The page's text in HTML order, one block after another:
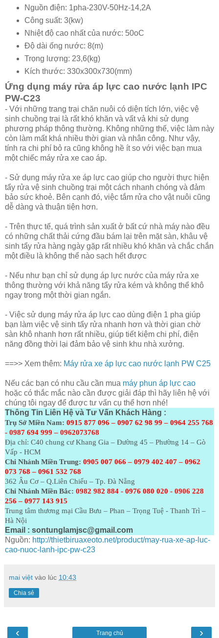
Nguồn điện: 1pha-230V-50Hz-14,2A
Công suất: 3(kw)
Nhiệt độ cao nhất của nước: 50oC
Độ dài ống nước: 8(m)
Trọng lượng: 23,6(kg)
Kích thước: 330x300x730(mm)
Ứng dụng máy rửa áp lực cao nước lạnh IPC
PW-C23
- Với những trang trại chăn nuôi có diện tích lớn, việc vệ
sinh chuồng trại là rất khó khăn và vất vả khi sử dụng
phương pháp thông thường. Không những thế, việc làm này
còn làm mất khá nhiều thời gian và nhân công. Như vậy,
tính ra chi phí bỏ ra cũng không hề ít so với việc bạn mua
một chiếc máy rửa xe cao áp.
- Sử dụng máy rửa xe áp lực cao giúp cho người thực hiện
tẩy rửa vệ sinh chuồng trại một cách nhanh chóng và đảm
bảo sức khoẻ. Bên cạnh đó, việc tắm rửa cho vật nuôi cũng
dễ dàng và thuận tiện hơn.
- Trên thực tế, quá trình sản xuất ở bất cứ nhà máy nào đều
có những chất thải cứng đầu bám lại trên mặt sàn, khâu vệ
sinh tẩy rửa hàng ngày gặp rất nhiều khó khăn và chắc chắn
một điều là không thể nào sạch hết được
- Nếu như bạn chỉ sử dụng áp lực nước của máy rửa xe
thông thường với khả năng tẩy rửa kém và không thể khô
ngay trong một thời gian ngắn.
- Việc sử dụng máy rửa áp lực cao dùng điện 1 pha giúp
bạn làm việc vệ sinh tẩy rửa nhanh hơn và thời gian chờ
sàn khô nhanh hơn rất nhiều, giúp tiết kiệm chi phí, điện
năng đồng thời lại đảm bảo vệ sinh khu nhà xưởng.
==>> Xem thêm: Máy rửa xe áp lực cao nước lạnh PW C25
Nếu các bạn có nhu cầu cần mua máy phun áp lực cao
hoặc có thắc mắc nào cần được giải đáp thì hãy liên hệ với
chúng tôi ngay để được tư vấn cụ thể hơn nhé!
Thông Tin Liên Hệ và Tư Vấn Khách Hàng :
Trụ Sở Miền Nam: 0915 877 096 – 0907 62 98 99 – 0964 255 768
- 0987 694 999 – 0962073768
Địa chỉ: C40 chung cư Khang Gia – Đường 45 – Phường 14 – Gò
Vấp - HCM
Chi Nhánh Miền Trung: 0905 007 066 – 0979 402 407 – 0962
073 768 – 0961 532 768
362 Âu Cơ – Q.Liên Chiểu – Tp. Đà Nẵng
Chi Nhánh Miền Bắc: 0982 982 884 - 0976 080 020 - 0906 228
256 – 0977 143 915
Trung tâm thương mại Cầu Bưu – Phan – Trọng Tuệ - Thanh Trì –
Hà Nội
Email : sontunglamjsc@gmail.com
Nguồn: http://thietbiruaxeoto.net/product/may-rua-xe-ap-luc-
cao-nuoc-lanh-ipc-pw-c23
mai việt vào lúc 10:43
Chia sẻ
‹ ›
Trang chủ